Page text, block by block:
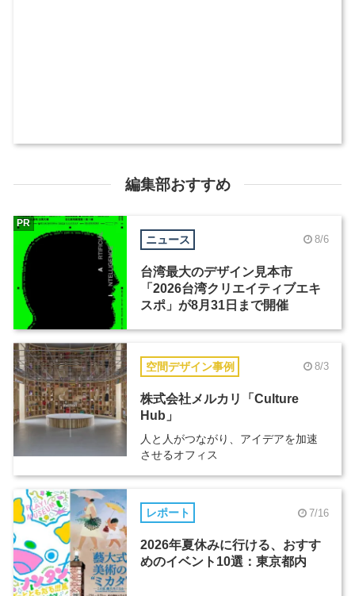
編集部おすすめ
ニュース 8/6
台湾最大のデザイン見本市
「2026台湾クリエイティブエキ
スポ」が8月31日まで開催
PR
空間デザイン事例 8/3
株式会社メルカリ「Culture
Hub」
人と人がつながり、アイデアを加速
させるオフィス
レポート 7/16
2026年夏休みに行ける、おすす
めのイベント10選：東京都内